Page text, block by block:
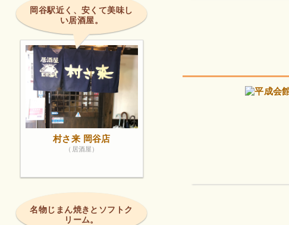
岡谷駅近く、安くて美味し
い居酒屋。
村さ来 岡谷店
（居酒屋）
名物じまん焼きとソフトク
リーム。